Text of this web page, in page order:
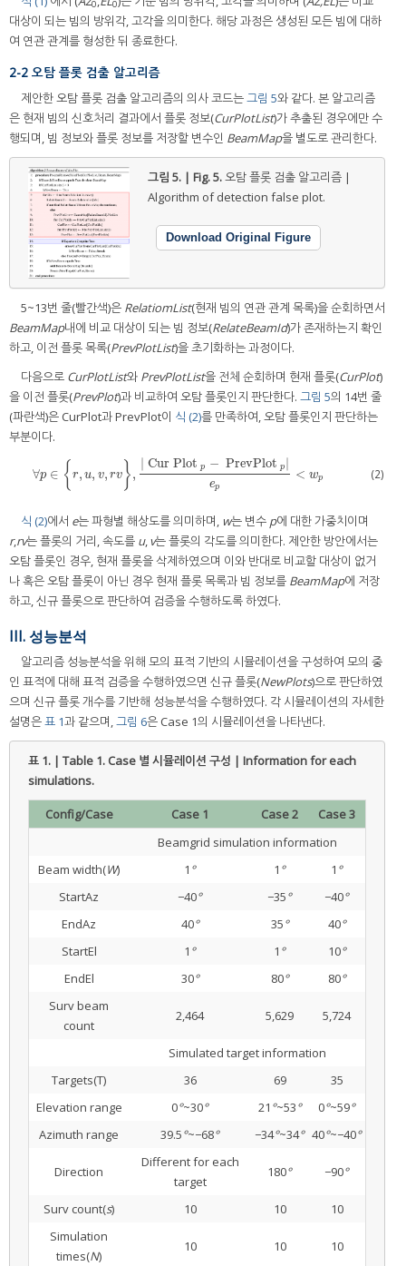
0 0
대상이 되는 빔의 방위각, 고각을 의미한다. 해당 과정은 생성된 모든 빔에 대하
여 연관 관계를 형성한 뒤 종료한다.
2-2 오탐 플롯 검출 알고리즘
제안한 오탐 플롯 검출 알고리즘의 의사 코드는그림 5와 같다. 본 알고리즘
은 현재 빔의 신호처리 결과에서 플롯 정보(CurPlotList)가 추출된 경우에만 수
행되며, 빔 정보와 플롯 정보를 저장할 변수인 BeamMap을 별도로 관리한다.
그림 5. | Fig. 5.오탐 플롯 검출 알고리즘 |
Algorithm of detection false plot.
Download Original Figure
5~13번 줄(빨간색)은 RelatiomList(현재 빔의 연관 관계 목록)을 순회하면서
BeamMap내에 비교 대상이 되는 빔 정보(RelateBeamId)가 존재하는지 확인
하고, 이전 플롯 목록(PrevPlotList)을 초기화하는 과정이다.
다음으로 CurPlotList와 PrevPlotList을 전체 순회하며 현재 플롯(CurPlot)
을 이전 플롯(PrevPlot)과 비교하여 오탐 플롯인지 판단한다. 그림 5의 14번 줄
(파란색)은 CurPlot과 PrevPlot이 식 (2)를 만족하여, 오탐 플롯인지 판단하는
부분이다.
∀p ∈ { r, u, v, rv },
Cur Plotp − PrevPlotp
ep
< wp
∀ p∈{r ,u,v,rv},∣Cur Plotp−PrevPlotp∣ep<wp (2)
식 (2)에서 e는 파형별 해상도를 의미하며, w는 변수 p에 대한 가중치이며
r,rv는 플롯의 거리, 속도를 u,v는 플롯의 각도를 의미한다. 제안한 방안에서는
오탐 플롯인 경우, 현재 플롯을 삭제하였으며 이와 반대로 비교할 대상이 없거
나 혹은 오탐 플롯이 아닌 경우 현재 플롯 목록과 빔 정보를 BeamMap에 저장
하고, 신규 플롯으로 판단하여 검증을 수행하도록 하였다.
III. 성능분석
알고리즘 성능분석을 위해 모의 표적 기반의 시뮬레이션을 구성하여 모의 중
인 표적에 대해 표적 검증을 수행하였으면 신규 플롯(NewPlots)으로 판단하였
으며 신규 플롯 개수를 기반해 성능분석을 수행하였다. 각 시뮬레이션의 자세한
설명은표 1과 같으며,그림 6은 Case 1의 시뮬레이션을 나타낸다.
표 1. | Table 1. Case 별 시뮬레이션 구성 | Information for each
simulations.
Config/Case Case 1 Case 2
Case 3
Beamgrid simulation information
Beam width(W) 1 ° 1 ° 1 °
StartAz
−40° −35° −40°
EndAz
40° 35° 40°
StartEl
1 ° 1 ° 10°
EndEl
30° 80° 80°
Surv beam
count
2,464 5,629 5,724
Simulated target information
Targets(T)
36 69
35
Elevation range
0°~30° 21 °~53° 0°~59°
Azimuth range
39.5°~−68° −34°~34° 40°~−40°
Direction
Different for each
target
180° −90°
Surv count(s) 10 10
10
Simulation
times(N)
10 10 10